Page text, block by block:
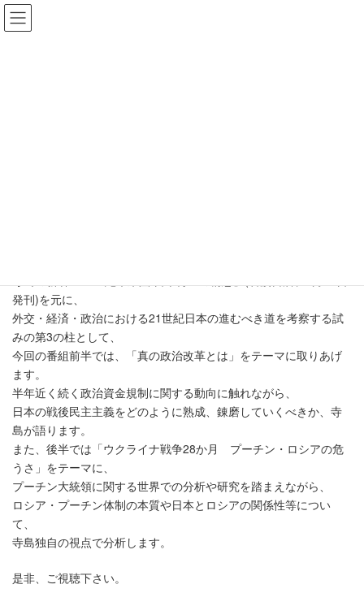
コ
ン
ナ
ビ
発刊)を元に、
外交・経済・政治における21世紀日本の進むべき道を考察する試
みの第3の柱として、
今回の番組前半では、「真の政治改革とは」をテーマに取りあげ
ます。
半年近く続く政治資金規制に関する動向に触れながら、
日本の戦後民主主義をどのように熟成、錬磨していくべきか、寺
島が語ります。
また、後半では「ウクライナ戦争28か月 プーチン・ロシアの危
うさ」をテーマに、
プーチン大統領に関する世界での分析や研究を踏まえながら、
ロシア・プーチン体制の本質や日本とロシアの関係性等につい
て、
寺島独自の視点で分析します。
是非、ご視聴下さい。